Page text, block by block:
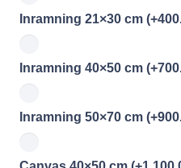
Inramning 21×30 cm (+
Inramning 40×50 cm (+
Inramning 50×70 cm (+